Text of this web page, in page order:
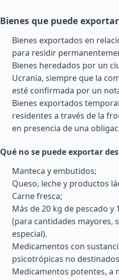
Bienes que puede
Bienes exportados en
para residir
Bienes heredados por un
Ucrania, siempre que la
esté confirmada por un
Bienes exportados
residentes a través de la
en presencia de una
Qué no se puede exportar
Manteca y embutidos;
Queso, leche y productos
Carne fresca;
Más de 20 kg de pescado
(para cantidades mayores,
especial).
Medicamentos con
psicotrópicas no
Medicamentos potentes, a